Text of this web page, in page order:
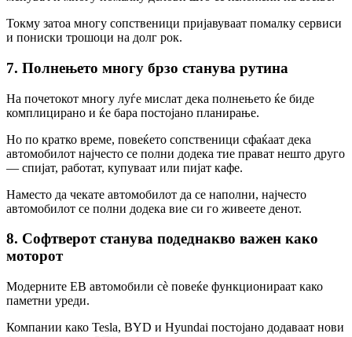
Токму затоа многу сопственици пријавуваат помалку сервиси
и пониски трошоци на долг рок.
7. Полнењето многу брзо станува рутина
На почетокот многу луѓе мислат дека полнењето ќе биде
комплицирано и ќе бара постојано планирање.
Но по кратко време, повеќето сопственици сфаќаат дека
автомобилот најчесто се полни додека тие прават нешто друго
— спијат, работат, купуваат или пијат кафе.
Наместо да чекате автомобилот да се наполни, најчесто
автомобилот се полни додека вие си го живеете денот.
8. Софтверот станува подеднакво важен како
моторот
Модерните ЕВ автомобили сè повеќе функционираат како
паметни уреди.
Компании како Tesla, BYD и Hyundai постојано додаваат нови